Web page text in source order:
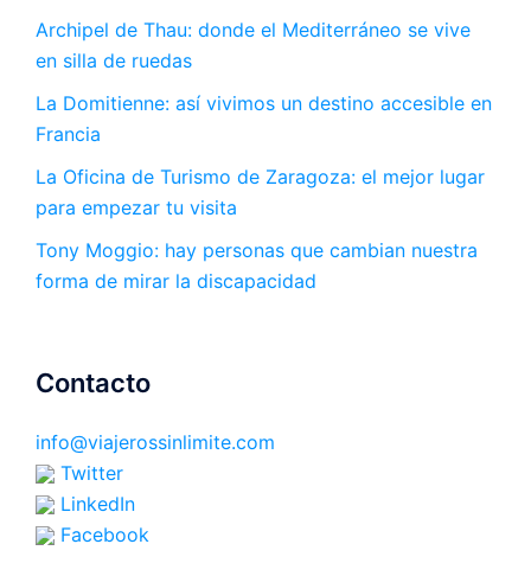
Archipel de Thau: donde el Mediterráneo se vive
en silla de ruedas
La Domitienne: así vivimos un destino accesible en
Francia
La Oficina de Turismo de Zaragoza: el mejor lugar
para empezar tu visita
Tony Moggio: hay personas que cambian nuestra
forma de mirar la discapacidad
Contacto
info@viajerossinlimite.com
Twitter
LinkedIn
Facebook